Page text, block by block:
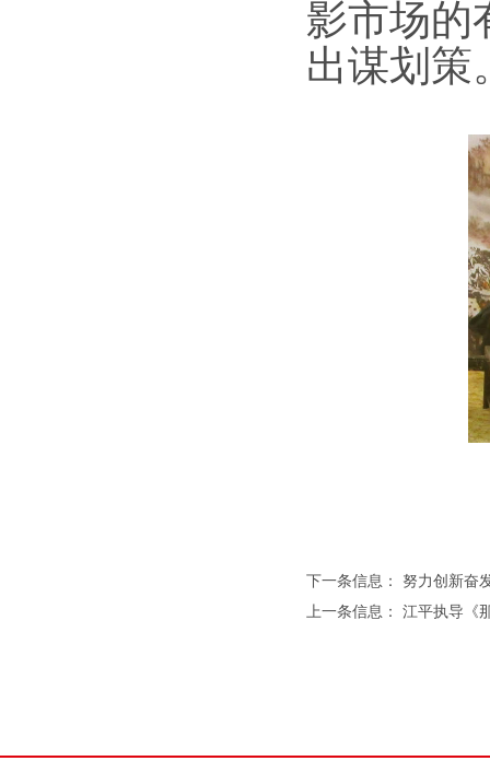
影市场的
出谋划策
下一条信息： 努力创新奋
上一条信息： 江平执导《